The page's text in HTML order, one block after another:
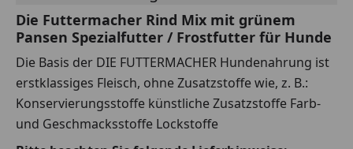
Die Futtermacher Rind Mix mit grünem
Pansen Spezialfutter / Frostfutter für Hunde
Die Basis der DIE FUTTERMACHER Hundenahrung ist
erstklassiges Fleisch, ohne Zusatzstoffe wie, z. B.:
Konservierungsstoffe künstliche Zusatzstoffe Farb-
und Geschmacksstoffe Lockstoffe